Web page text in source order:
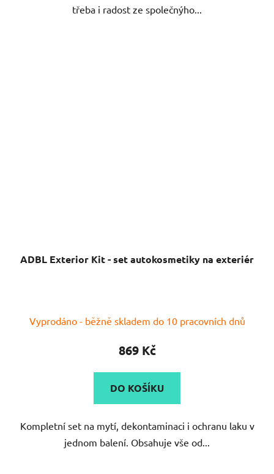
třeba i radost ze společnýho...
ADBL Exterior Kit - set autokosmetiky na exteriér
Vyprodáno - běžně skladem do 10 pracovních dnů
869 Kč
DO KOŠÍKU
Kompletní set na mytí, dekontaminaci i ochranu laku v
jednom balení. Obsahuje vše od...